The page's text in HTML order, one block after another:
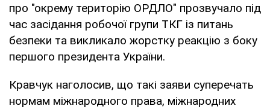
про "окрему територію ОРДЛО" прозвучало під
час засідання робочої групи ТКГ із питань
безпеки та викликало жорстку реакцію з боку
першого президента України.
Кравчук наголосив, що такі заяви суперечать
нормам міжнародного права, міжнародних